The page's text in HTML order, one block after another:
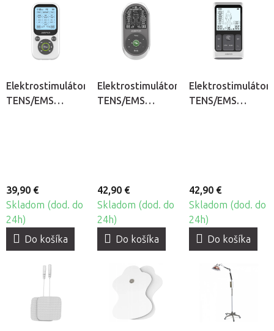
Elektrostimulátor
TENS/EMS
39,90 €
Skladom (dod. do
24h)
Do košíka
Elektrostimulátor
TENS/EMS
42,90 €
Skladom (dod. do
24h)
Do košíka
Elektrostimulátor
TENS/EMS
42,90 €
Skladom (dod. do
24h)
Do košíka